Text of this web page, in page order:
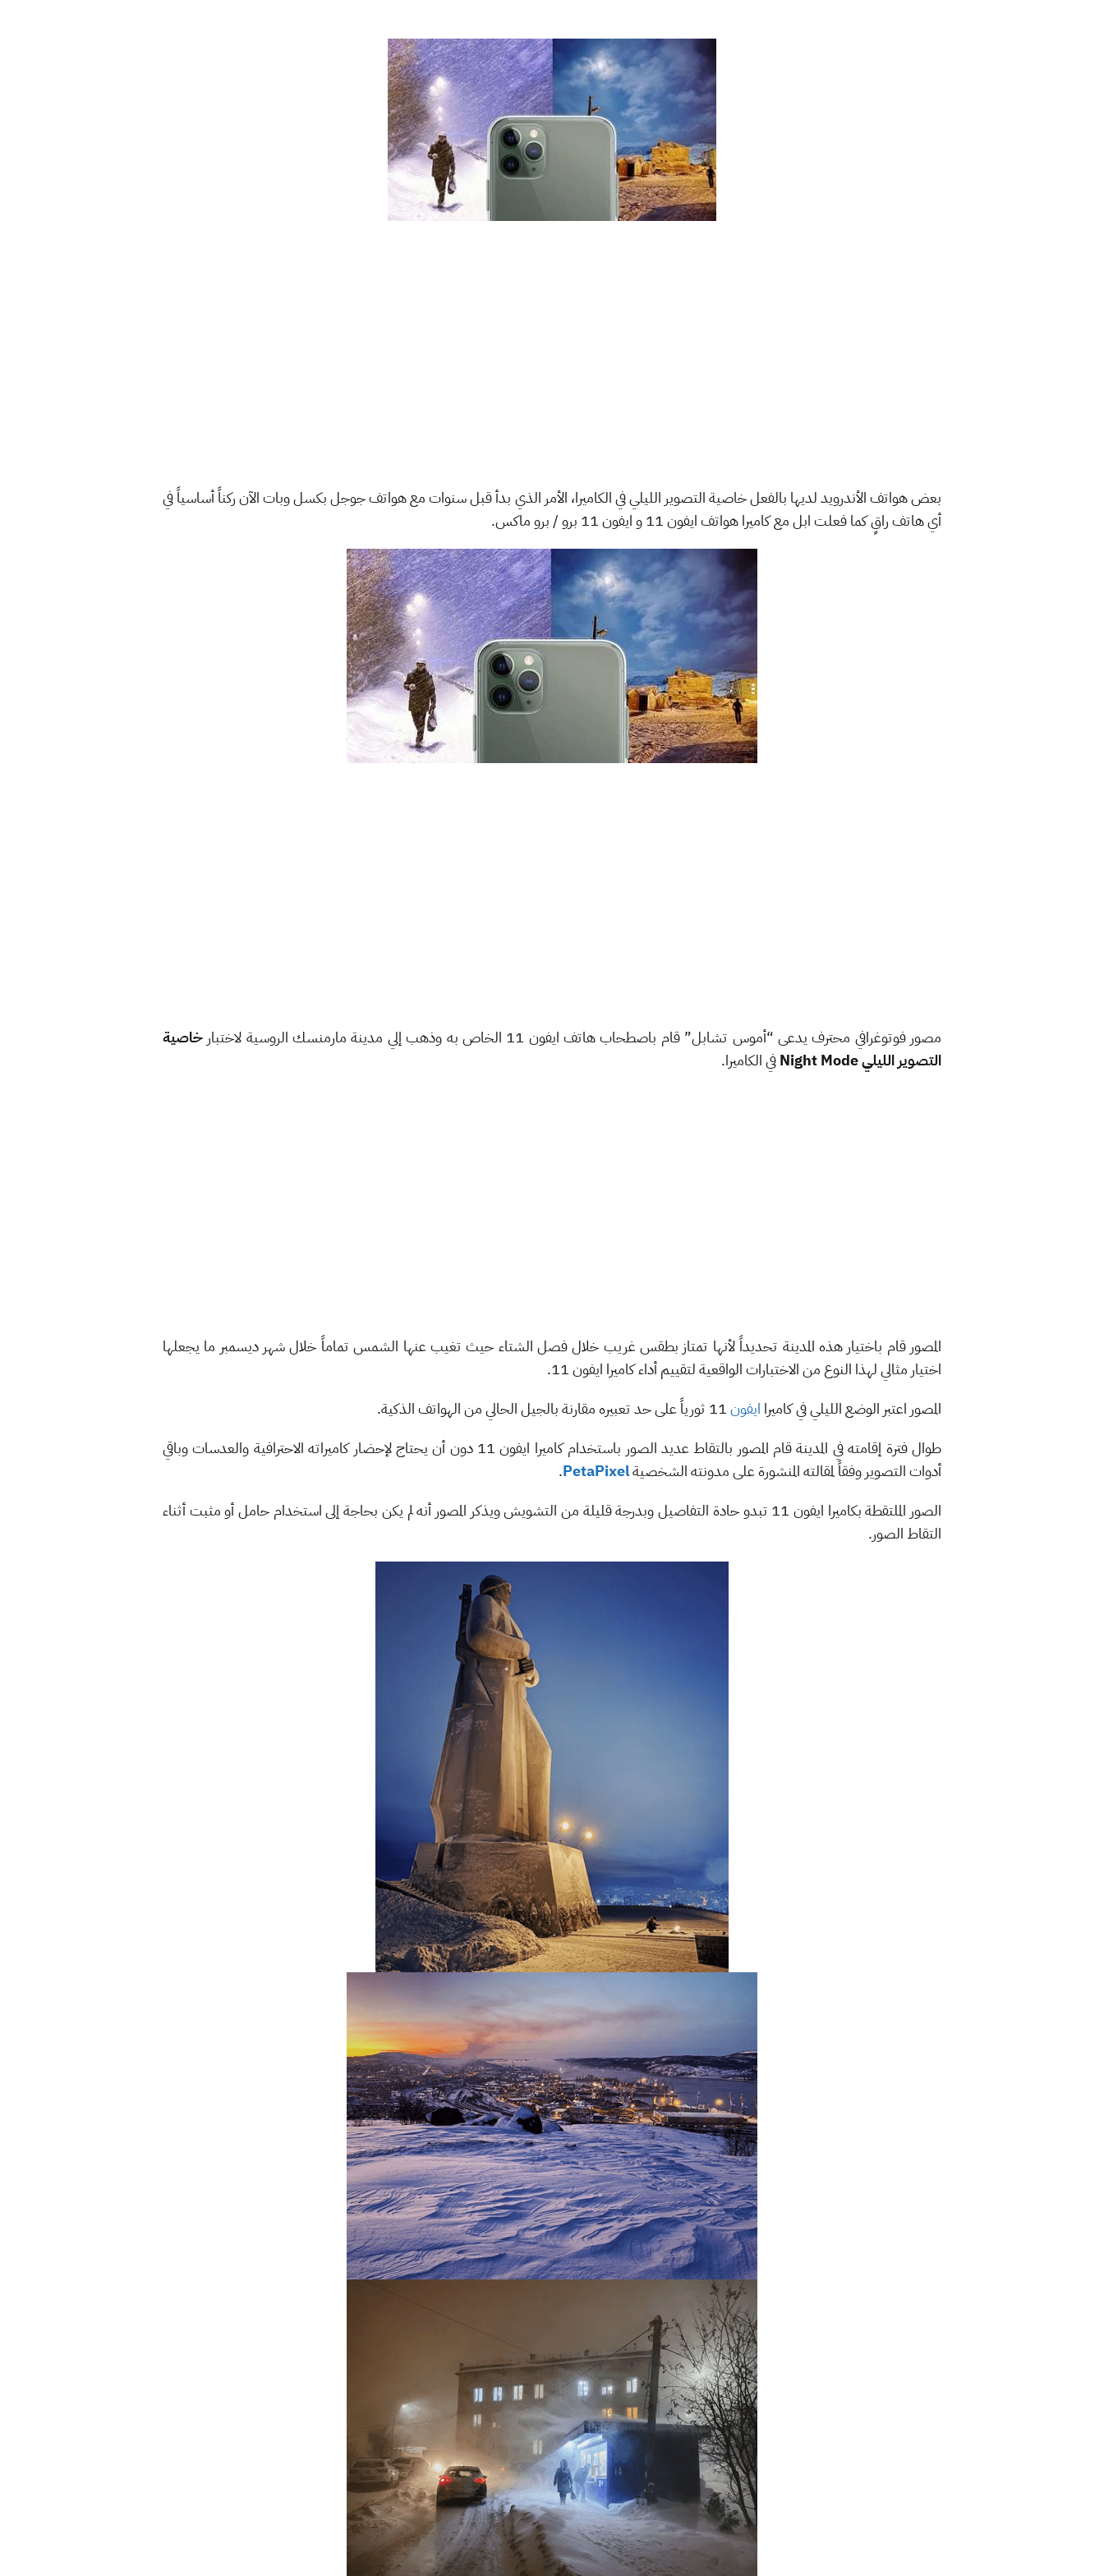
بعض هواتف الأندرويد لديها بالفعل خاصية التصوير الليلي في الكاميرا، الأمر الذي بدأ قبل سنوات مع هواتف جوجل بكسل وبات الآن ركناً أساسياً في
أي هاتف راقٍ كما فعلت ابل مع كاميرا هواتف ايفون 11 و ايفون 11 برو / برو ماكس.
مصور فوتوغرافي محترف يدعى “أموس تشابل” قام باصطحاب هاتف ايفون 11 الخاص به وذهب إلي مدينة مارمنسك الروسية لاختبار
خاصية
التصوير الليلي Night Mode
في الكاميرا.
المصور قام باختيار هذه المدينة تحديداً لأنها تمتاز بطقس غريب خلال فصل الشتاء حيث تغيب عنها الشمس تماماً خلال شهر ديسمبر ما يجعلها
اختيار مثالي لهذا النوع من الاختبارات الواقعية لتقييم أداء كاميرا ايفون 11.
المصور اعتبر الوضع الليلي في كاميرا ايفون
طوال فترة إقامته في المدينة قام المصور بالتقاط عديد الصور باستخدام كاميرا ايفون 11 دون أن يحتاج لإحضار كاميراته الاحترافية والعدسات وباقي
أدوات التصوير وفقاً لمقالته المنشورة على مدونته الشخصيةPetaPixel
.
الصور الملتقطة بكاميرا ايفون 11 تبدو حادة التفاصيل وبدرجة قليلة من التشويش ويذكر المصور أنه لم يكن بحاجة إلى استخدام حامل أو مثبت أثناء
التقاط الصور.